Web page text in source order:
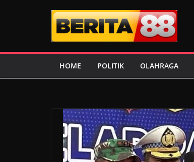
HOME POLITIK OLAHRAGA